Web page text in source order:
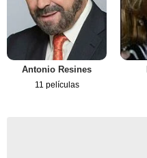
Antonio Resines
11 películas